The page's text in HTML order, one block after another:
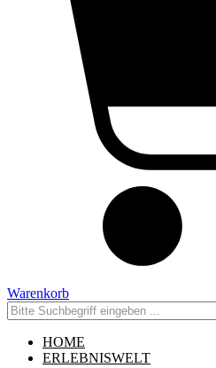
Warenkorb
HOME
ERLEBNISWELT